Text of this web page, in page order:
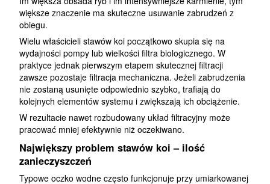
większe znaczenie ma skuteczne usuwanie zabrudzeń z
obiegu.
Wielu właścicieli stawów koi początkowo skupia się na
wydajności pompy lub wielkości filtra biologicznego. W
praktyce jednak pierwszym etapem skutecznej filtracji
zawsze pozostaje filtracja mechaniczna. Jeżeli zabrudzenia
nie zostaną usunięte odpowiednio szybko, trafiają do
kolejnych elementów systemu i zwiększają ich obciążenie.
W rezultacie nawet rozbudowany układ filtracyjny może
pracować mniej efektywnie niż oczekiwano.
Największy problem stawów koi – ilość
zanieczyszczeń
Typowe oczko wodne często funkcjonuje przy umiarkowanej